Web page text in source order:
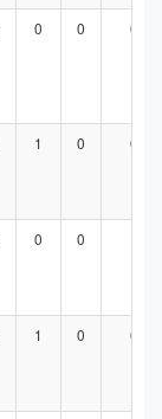
0 0 0
1 0 0
0 0
1 0 0